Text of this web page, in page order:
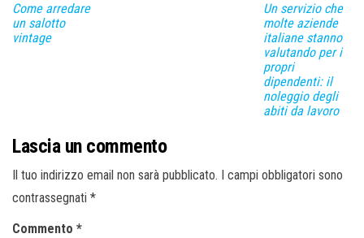
Come arredare
un salotto
vintage
Un servizio che
molte aziende
italiane stanno
valutando per i
propri
dipendenti: il
noleggio degli
abiti da lavoro
Lascia un commento
Il tuo indirizzo email non sarà pubblicato.
I campi obbligatori sono
contrassegnati *
Commento *